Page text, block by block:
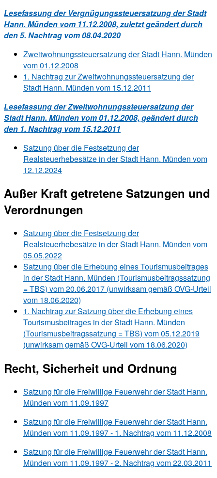
Lesefassung der Vergnügungssteuersatzung der Stadt
Hann. Münden vom 11.12.2008, zuletzt geändert durch
den 5. Nachtrag vom 08.04.2020
Zweitwohnungssteuersatzung der Stadt Hann. Münden
vom 01.12.2008
1. Nachtrag zur Zweitwohnungssteuersatzung der
Stadt Hann. Münden vom 15.12.2011
Lesefassung der Zweitwohnungssteuersatzung der
Stadt Hann. Münden vom 01.12.2008, geändert durch
den 1. Nachtrag vom 15.12.2011
Satzung über die Festsetzung der
Realsteuerhebesätze in der Stadt Hann. Münden vom
12.12.2024
Außer Kraft getretene Satzungen und
Verordnungen
Satzung über die Festsetzung der
Realsteuerhebesätze in der Stadt Hann. Münden vom
05.05.2022
Satzung über die Erhebung eines Tourismusbeitrages
in der Stadt Hann. Münden (Tourismusbeitragssatzung
= TBS) vom 20.06.2017 (unwirksam gemäß OVG-Urteil
vom 18.06.2020)
1. Nachtrag zur Satzung über die Erhebung eines
Tourismusbeitrages in der Stadt Hann. Münden
(Tourismusbeitragssatzung = TBS) vom 05.12.2019
(unwirksam gemäß OVG-Urteil vom 18.06.2020)
Recht, Sicherheit und Ordnung
Satzung für die Freiwillige Feuerwehr der Stadt Hann.
Münden vom 11.09.1997
Satzung für die Freiwillige Feuerwehr der Stadt Hann.
Münden vom 11.09.1997 - 1. Nachtrag vom 11.12.2008
Satzung für die Freiwillige Feuerwehr der Stadt Hann.
Münden vom 11.09.1997 - 2. Nachtrag vom 22.03.2011